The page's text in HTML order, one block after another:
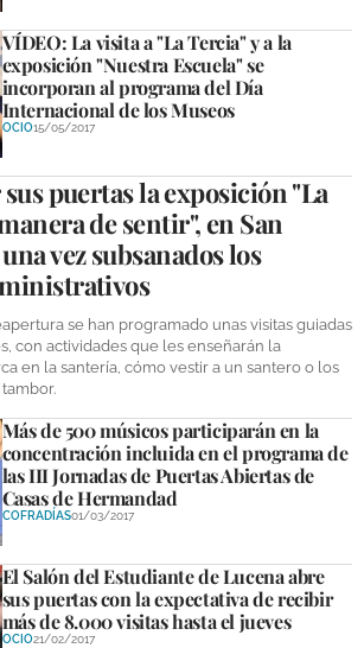
VÍDEO: La visita a "La Tercia" y a la
exposición "Nuestra Escuela" se
incorporan al programa del Día
Internacional de los Museos
OCIO15/05/2017
puertas la exposición "La
de sentir", en San
vez subsanados los
se han programado unas visitas guiadas
con actividades que les enseñarán la
en la santería, cómo vestir a un santero o los
Más de 500 músicos participarán en la
concentración incluida en el programa de
las III Jornadas de Puertas Abiertas de
Casas de Hermandad
COFRADÍAS01/03/2017
El Salón del Estudiante de Lucena abre
sus puertas con la expectativa de recibir
más de 8.000 visitas hasta el jueves
OCIO21/02/2017